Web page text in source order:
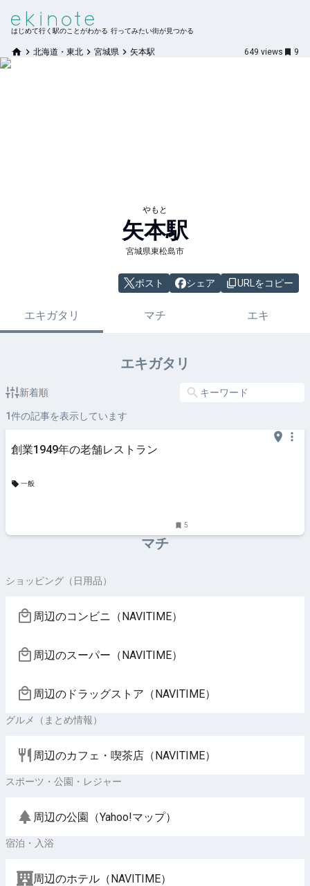
はじめて行く駅のことがわかる 行ってみたい街が見つかる
北海道・東北 宮城県 矢本駅 649 views 9
やもと
矢本駅
宮城県東松島市
ポスト シェア URLをコピー
エキガタリ マチ エキ
エキガタリ
新着順
1件の記事を表示しています
創業1949年の老舗レストラン
一般
5
マチ
ショッピング（日用品）
周辺のコンビニ（NAVITIME）
周辺のスーパー（NAVITIME）
周辺のドラッグストア（NAVITIME）
グルメ（まとめ情報）
周辺のカフェ・喫茶店（NAVITIME）
スポーツ・公園・レジャー
周辺の公園（Yahoo!マップ）
宿泊・入浴
周辺のホテル（NAVITIME）